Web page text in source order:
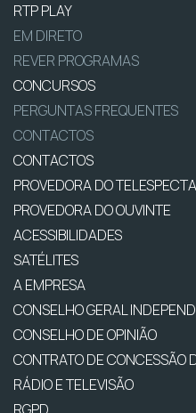
RTP PLAY
EM DIRETO
REVER PROGRAMAS
CONCURSOS
PERGUNTAS FREQUENTES
CONTACTOS
CONTACTOS
PROVEDORA DO
PROVEDORA DO OUVINTE
ACESSIBILIDADES
SATÉLITES
A EMPRESA
CONSELHO GERAL
CONSELHO DE OPINIÃO
CONTRATO DE CONCESSÃO
RÁDIO E TELEVISÃO